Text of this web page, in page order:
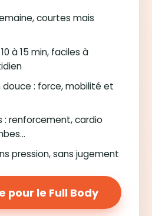
courtes mais
à 15 min, faciles à
douce : force, mobilité et
: renforcement, cardio
pression, sans jugement
pour le Full Body